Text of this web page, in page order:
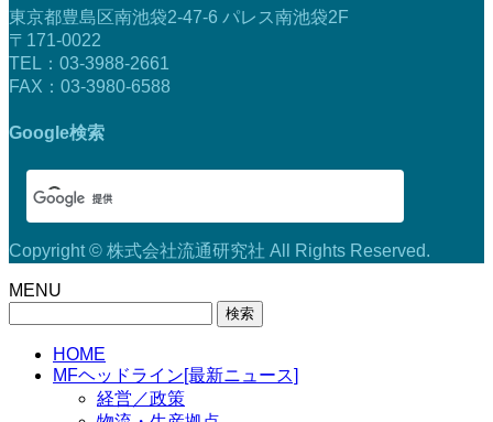
東京都豊島区南池袋2-47-6 パレス南池袋2F
〒171-0022
TEL：03-3988-2661
FAX：03-3980-6588
Google検索
Copyright © 株式会社流通研究社 All Rights Reserved.
MENU
HOME
MFヘッドライン[最新ニュース]
経営／政策